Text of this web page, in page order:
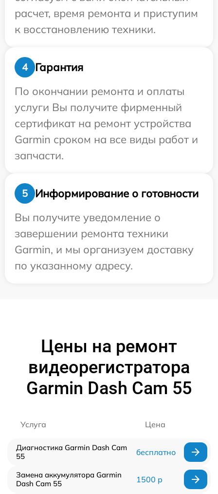
расчет, время ремонта и приступим
к восстановлению техники.
4
Гарантия
По окончании ремонта и оплаты
услуги Вы получите фирменный
сертификат на ремонт устройства
Garmin сроком на все виды работ и
запчасти.
5
Информирование о готовности
Вы получите уведомление о
завершении ремонта техники
Garmin, и мы организуем доставку
по указанному адресу.
Цены на ремонт
видеорегистратора
Garmin Dash Cam 55
Услуга Цена
Диагностика Garmin Dash Cam
55
бесплатно
Замена аккумулятора Garmin
Dash Cam 55
1500 р